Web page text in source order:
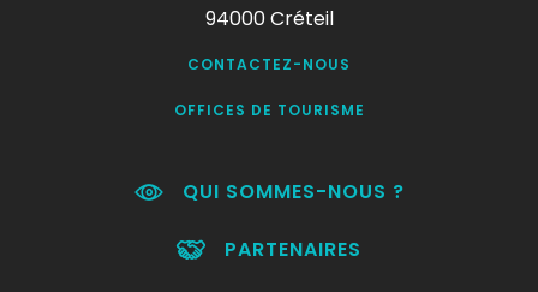
94000 Créteil
CONTACTEZ-NOUS
OFFICES DE TOURISME
QUI SOMMES-NOUS ?
PARTENAIRES